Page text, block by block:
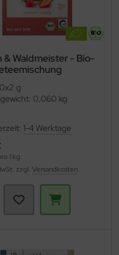
& Waldmeister - Bio-
g
0,060 kg
1-4 Werktage
1 kg
zzgl. Versandkosten